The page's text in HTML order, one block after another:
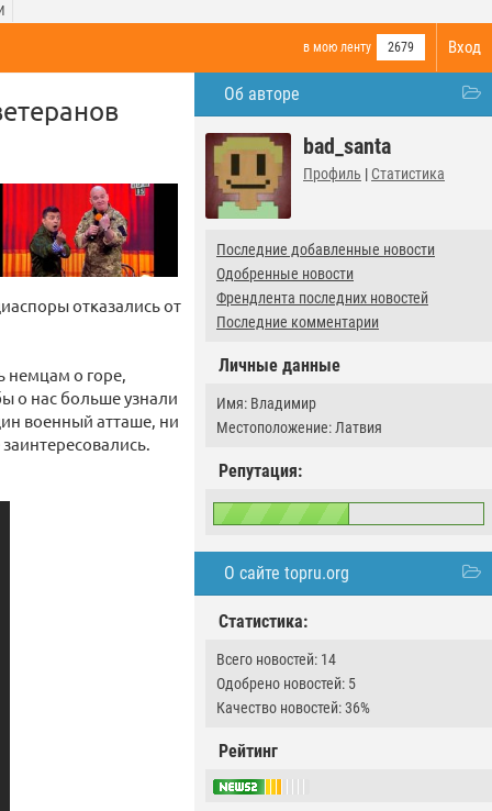
Вход
в мою ленту 2679
Об авторе
bad_santa
Профиль | Статистика
Последние добавленные новости
Одобренные новости
Френдлента последних новостей
Последние комментарии
Личные данные
Имя: Владимир
Местоположение: Латвия
Репутация:
О сайте topru.org
Статистика:
Всего новостей: 14
Одобрено новостей: 5
Качество новостей: 36%
Рейтинг
отказались от
немцам о горе,
о нас больше узнали
военный атташе, ни